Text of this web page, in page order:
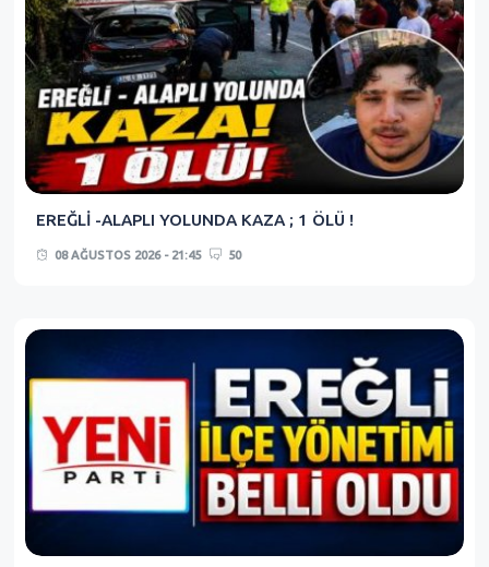
EREĞLİ -ALAPLI YOLUNDA KAZA ; 1 ÖLÜ !
08 AĞUSTOS 2026 - 21:45 50